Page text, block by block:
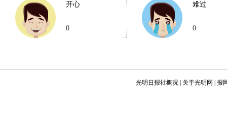
开心
0
难过
0
光明日报社概况 关于光明网 报